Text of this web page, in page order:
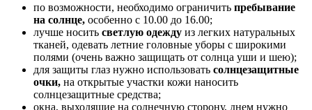
по возможности, необходимо ограничить пребывание
на солнце, особенно с 10.00 до 16.00;
лучше носить светлую одежду из легких натуральных
тканей, одевать летние головные уборы с широкими
полями (очень важно защищать от солнца уши и шею);
для защиты глаз нужно использовать солнцезащитные
очки, на открытые участки кожи наносить
солнцезащитные средства;
окна, выходящие на солнечную сторону, днем нужно